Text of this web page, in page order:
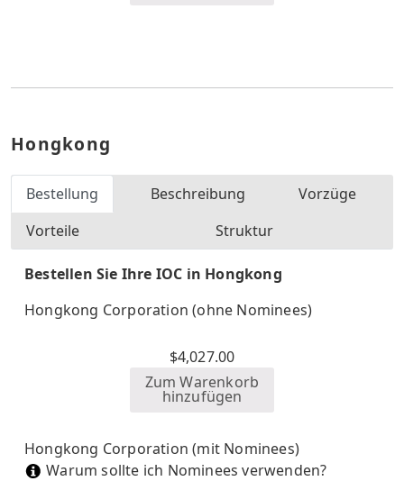
Hongkong
Bestellung Beschreibung
Vorzüge
Vorteile
Struktur
Bestellen Sie Ihre IOC in Hongkong
Hongkong Corporation (ohne Nominees)
$4,027.00
Zum Warenkorb
hinzufügen
Hongkong Corporation (mit Nominees)
Warum sollte ich Nominees verwenden?